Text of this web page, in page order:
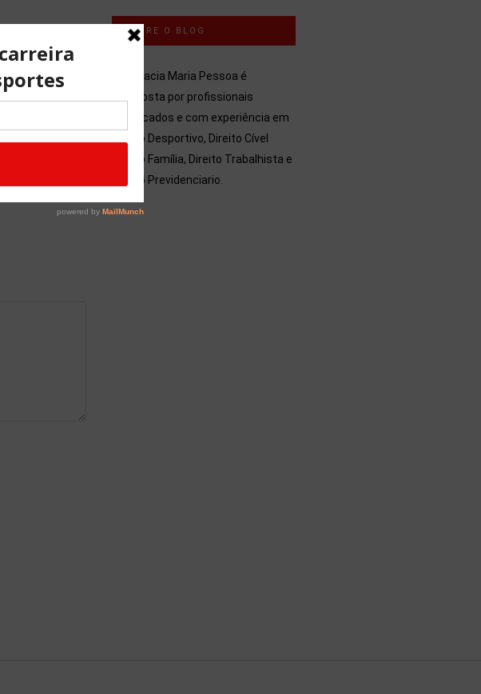
SOBRE O BLOG
Advocacia Maria Pessoa é
composta por profissionais
qualificados e com experiência em
Direito Desportivo, Direito Cível
Direito Família, Direito Trabalhista e
Direito Previdenciario.